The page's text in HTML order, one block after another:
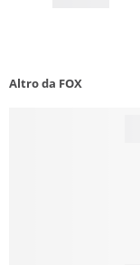
Altro da FOX